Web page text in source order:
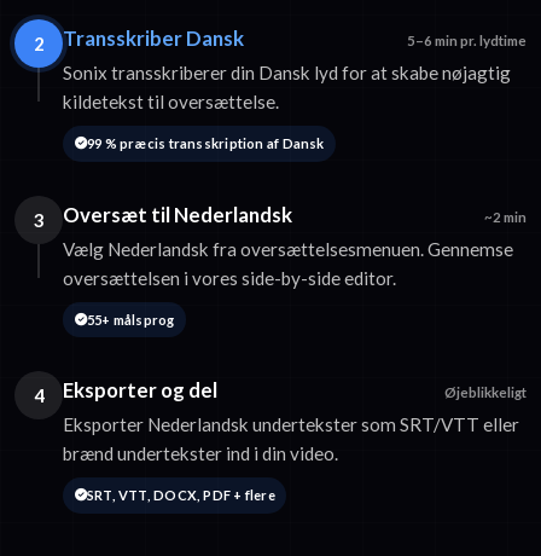
2 Transskriber Dansk 5–6 min pr. lydtime
Sonix transskriberer din Dansk lyd for at skabe nøjagtig
kildetekst til oversættelse.
99 % præcis transskription af Dansk
3 Oversæt til Nederlandsk ~2 min
Vælg Nederlandsk fra oversættelsesmenuen. Gennemse
oversættelsen i vores side-by-side editor.
55+ målsprog
4 Eksporter og del Øjeblikkeligt
Eksporter Nederlandsk undertekster som SRT/VTT eller
brænd undertekster ind i din video.
SRT, VTT, DOCX, PDF + flere